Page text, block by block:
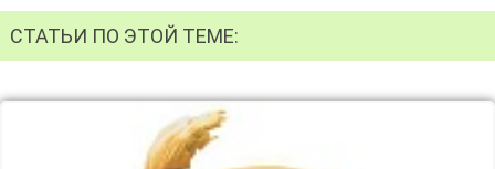
СТАТЬИ ПО ЭТОЙ ТЕМЕ: